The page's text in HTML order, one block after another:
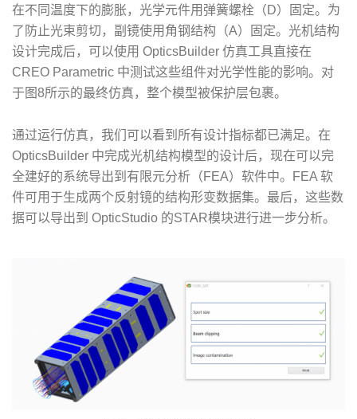
在不同温度下的膨胀，光学元件用弹簧螺栓（D）固定。为
了防止光束剪切，副镜使用角钢结构（A）固定。光机结构
设计完成后，可以使用 OpticsBuilder 仿真工具直接在
CREO Parametric 中测试这些组件对光学性能的影响。对
于图8所示的最终仿真，整个模型被保护层包裹。
通过运行仿真，我们可以看到所有设计指标都已满足。在
OpticsBuilder 中完成光机结构模型的设计后，现在可以完
全建好的系统导出到有限元分析（FEA）软件中。FEA 软
件可用于生成两个反射镜的结构形变数据集。最后，这些数
据可以导出到 OpticStudio 的STAR模块进行进一步分析。